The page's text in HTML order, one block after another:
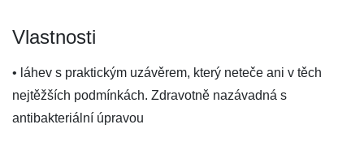
Vlastnosti
• láhev s praktickým uzávěrem, který neteče ani v těch
nejtěžších podmínkách. Zdravotně nazávadná s
antibakteriální úpravou